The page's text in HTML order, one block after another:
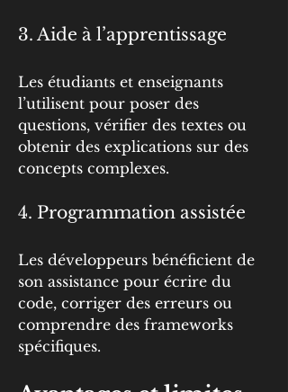
3. Aide à l’apprentissage
Les étudiants et enseignants
l’utilisent pour poser des
questions, vérifier des textes ou
obtenir des explications sur des
concepts complexes.
4. Programmation assistée
Les développeurs bénéficient de
son assistance pour écrire du
code, corriger des erreurs ou
comprendre des frameworks
spécifiques.